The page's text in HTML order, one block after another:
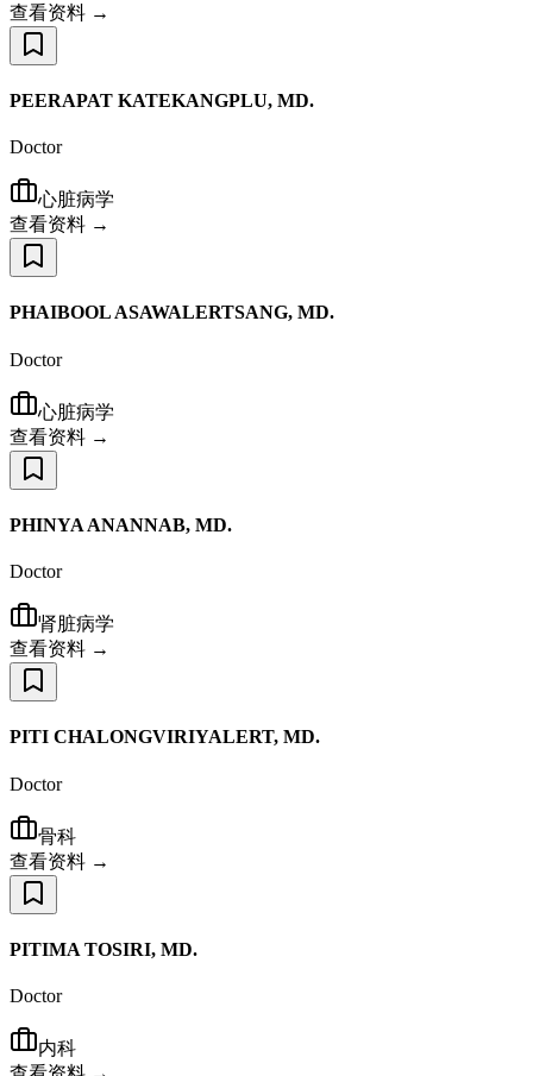
查看资料 →
PEERAPAT KATEKANGPLU, MD.
Doctor
心脏病学
查看资料 →
PHAIBOOL ASAWALERTSANG, MD.
Doctor
心脏病学
查看资料 →
PHINYA ANANNAB, MD.
Doctor
肾脏病学
查看资料 →
PITI CHALONGVIRIYALERT, MD.
Doctor
骨科
查看资料 →
PITIMA TOSIRI, MD.
Doctor
内科